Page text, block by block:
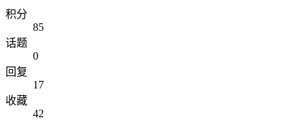
积分
85
话题
0
回复
17
收藏
42